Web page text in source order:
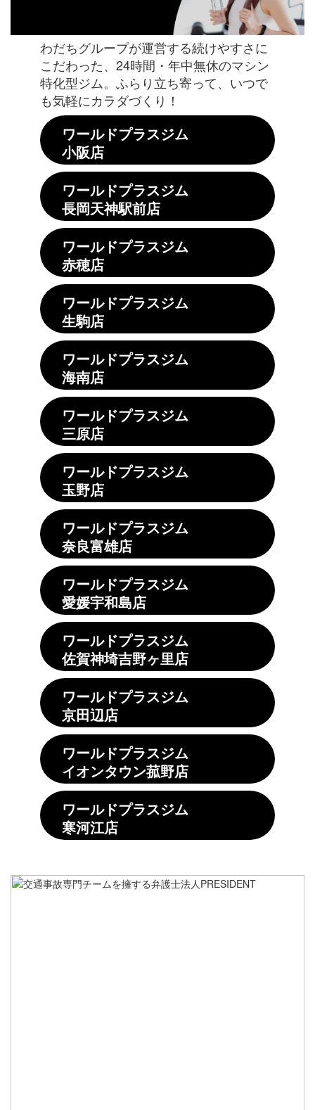
わだちグループが運営する続けやすさに
こだわった、24時間・年中無休のマシン
特化型ジム。ふらり立ち寄って、いつで
も気軽にカラダづくり！
ワールドプラスジム
小阪店
ワールドプラスジム
長岡天神駅前店
ワールドプラスジム
赤穂店
ワールドプラスジム
生駒店
ワールドプラスジム
海南店
ワールドプラスジム
三原店
ワールドプラスジム
玉野店
ワールドプラスジム
奈良富雄店
ワールドプラスジム
愛媛宇和島店
ワールドプラスジム
佐賀神埼吉野ヶ里店
ワールドプラスジム
京田辺店
ワールドプラスジム
イオンタウン菰野店
ワールドプラスジム
寒河江店